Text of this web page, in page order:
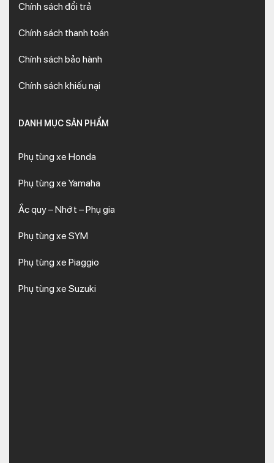
Chính sách đổi trả
Chính sách thanh toán
Chính sách bảo hành
Chính sách khiếu nại
DANH MỤC SẢN PHẨM
Phụ tùng xe Honda
Phụ tùng xe Yamaha
Ắc quy – Nhớt – Phụ gia
Phụ tùng xe SYM
Phụ tùng xe Piaggio
Phụ tùng xe Suzuki